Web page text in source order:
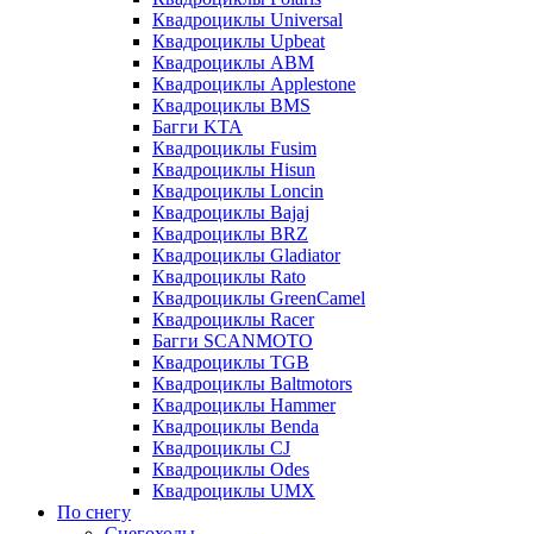
Квадроциклы Universal
Квадроциклы Upbeat
Квадроциклы ABM
Квадроциклы Applestone
Квадроциклы BMS
Багги KTA
Квадроциклы Fusim
Квадроциклы Hisun
Квадроциклы Loncin
Квадроциклы Bajaj
Квадроциклы BRZ
Квадроциклы Gladiator
Квадроциклы Rato
Квадроциклы GreenCamel
Квадроциклы Racer
Багги SCANMOTO
Квадроциклы TGB
Квадроциклы Baltmotors
Квадроциклы Hammer
Квадроциклы Benda
Квадроциклы CJ
Квадроциклы Odes
Квадроциклы UMX
По снегу